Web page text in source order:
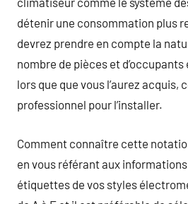
détenir une consommation plus
devrez prendre en compte la
nombre de pièces et
lors que que vous l’aurez acquis,
professionnel pour l’installer.
Comment connaître cette
en vous référant aux
étiquettes de vos styles